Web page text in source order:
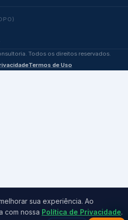
Todos os direitos reservados.
Termos de Uso
sua experiência. Ao
com nossa Política de Privacidade.